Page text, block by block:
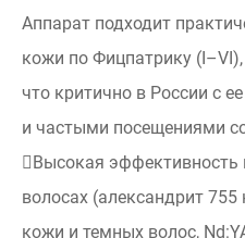
Аппарат подходит
кожи по Фицпатрику
что критично в России с
и частыми посещениями
Высокая эффективность
волосах (александрит
кожи и темных волос,